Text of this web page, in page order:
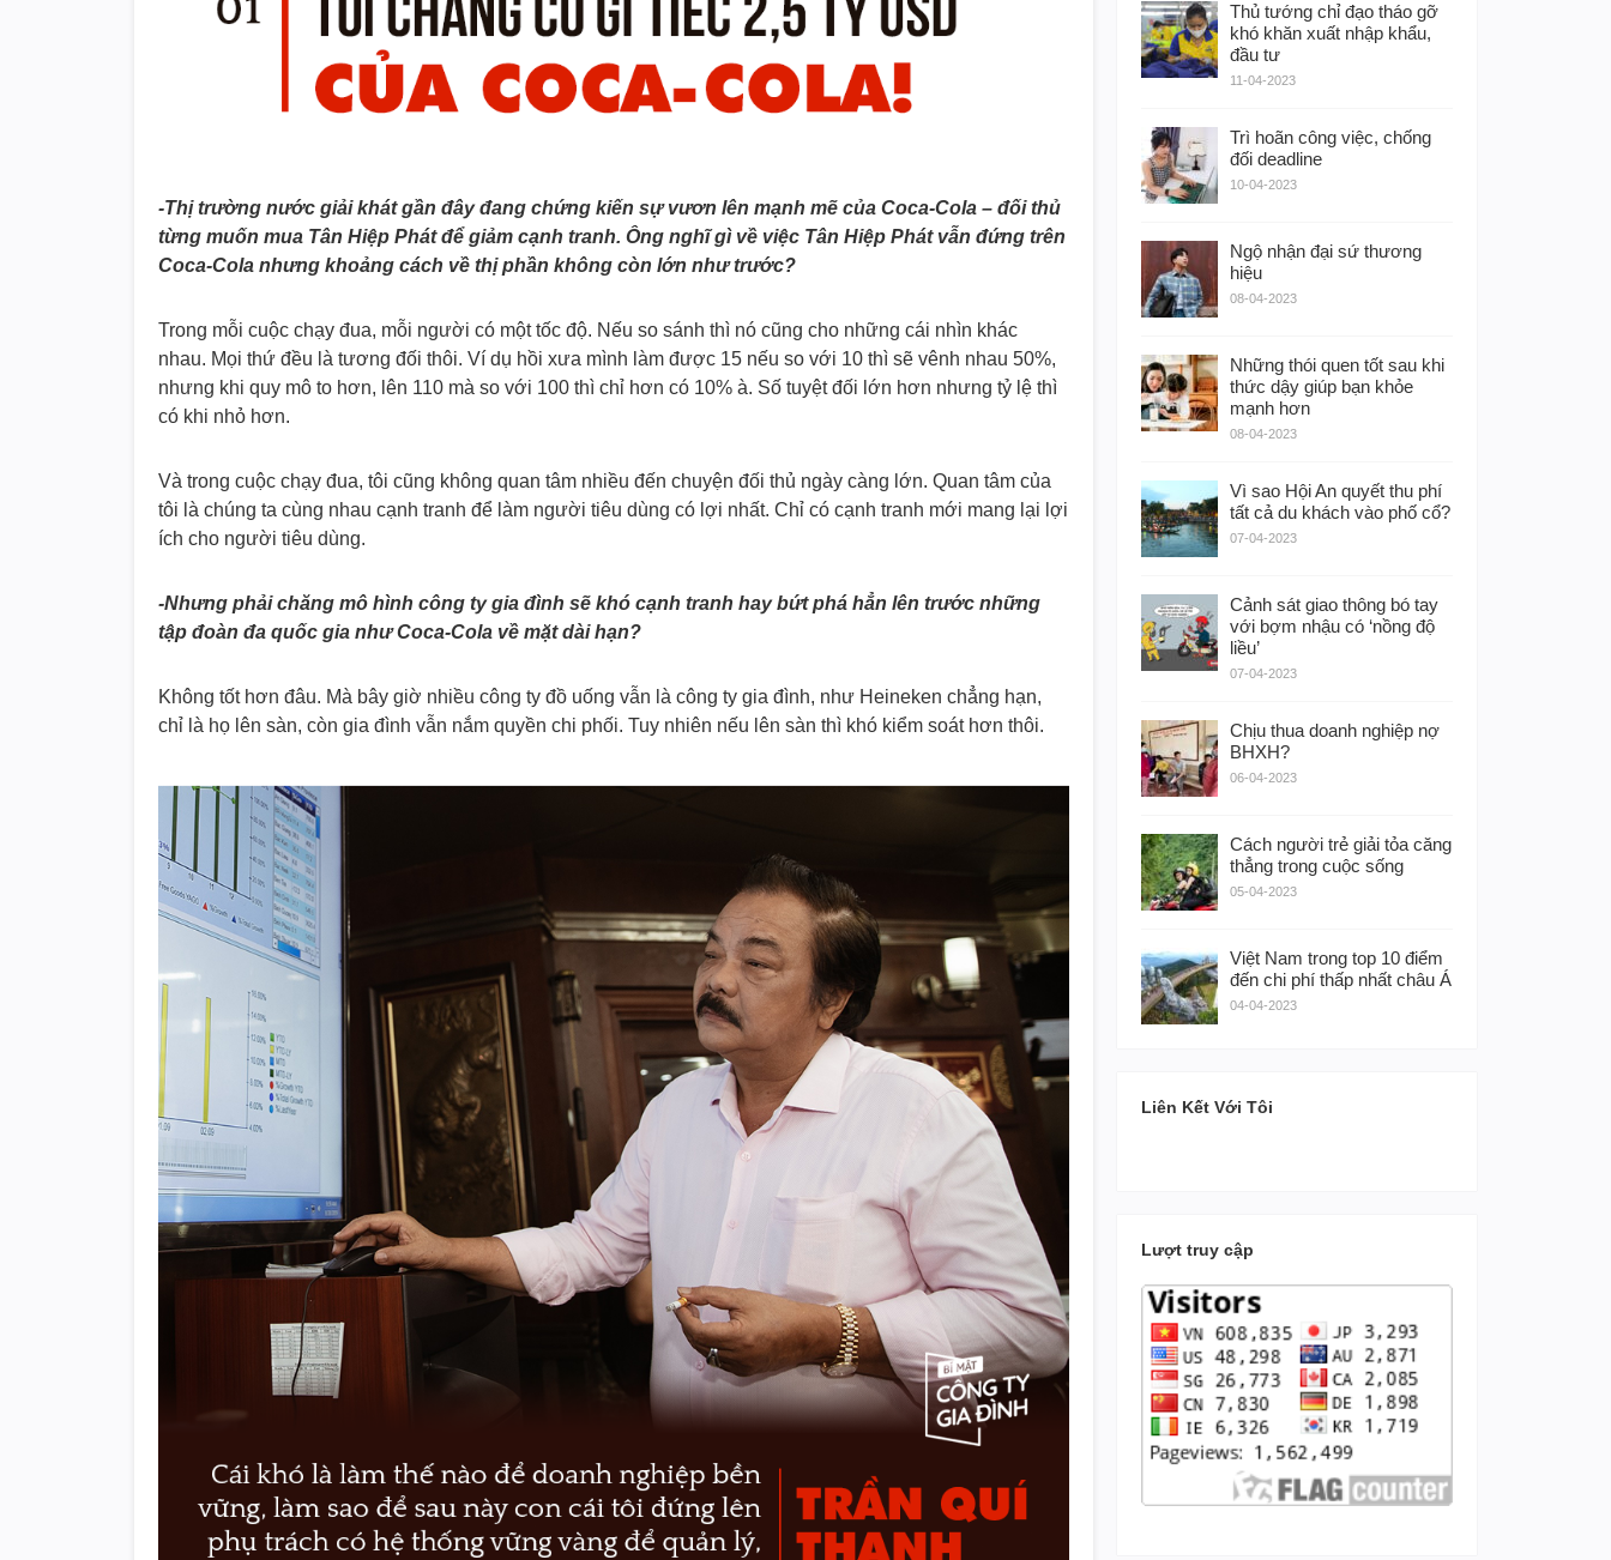
-Thị trường nước giải khát gần đây đang chứng kiến sự vươn lên mạnh mẽ của Coca-Cola – đối thủ
từng muốn mua Tân Hiệp Phát để giảm cạnh tranh. Ông nghĩ gì về việc Tân Hiệp Phát vẫn đứng trên
Coca-Cola nhưng khoảng cách về thị phần không còn lớn như trước?
Trong mỗi cuộc chạy đua, mỗi người có một tốc độ. Nếu so sánh thì nó cũng cho những cái nhìn khác
nhau. Mọi thứ đều là tương đối thôi. Ví dụ hồi xưa mình làm được 15 nếu so với 10 thì sẽ vênh nhau 50%,
nhưng khi quy mô to hơn, lên 110 mà so với 100 thì chỉ hơn có 10% à. Số tuyệt đối lớn hơn nhưng tỷ lệ thì
có khi nhỏ hơn.
Và trong cuộc chạy đua, tôi cũng không quan tâm nhiều đến chuyện đối thủ ngày càng lớn. Quan tâm của
tôi là chúng ta cùng nhau cạnh tranh để làm người tiêu dùng có lợi nhất. Chỉ có cạnh tranh mới mang lại lợi
ích cho người tiêu dùng.
-Nhưng phải chăng mô hình công ty gia đình sẽ khó cạnh tranh hay bứt phá hẳn lên trước những
tập đoàn đa quốc gia như Coca-Cola về mặt dài hạn?
Không tốt hơn đâu. Mà bây giờ nhiều công ty đồ uống vẫn là công ty gia đình, như Heineken chẳng hạn,
chỉ là họ lên sàn, còn gia đình vẫn nắm quyền chi phối. Tuy nhiên nếu lên sàn thì khó kiểm soát hơn thôi.
Thủ tướng chỉ đạo tháo gỡ
khó khăn xuất nhập khẩu,
đầu tư
11-04-2023
Trì hoãn công việc, chống
đối deadline
10-04-2023
Ngộ nhận đại sứ thương
hiệu
08-04-2023
Những thói quen tốt sau khi
thức dậy giúp bạn khỏe
mạnh hơn
08-04-2023
Vì sao Hội An quyết thu phí
tất cả du khách vào phố cổ?
07-04-2023
Cảnh sát giao thông bó tay
với bợm nhậu có ‘nồng độ
liều’
07-04-2023
Chịu thua doanh nghiệp nợ
BHXH?
06-04-2023
Cách người trẻ giải tỏa căng
thẳng trong cuộc sống
05-04-2023
Việt Nam trong top 10 điểm
đến chi phí thấp nhất châu Á
04-04-2023
Liên Kết Với Tôi
Lượt truy cập